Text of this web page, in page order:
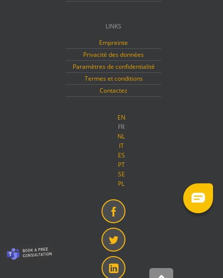
LINKS
Empreinte
Privacité des données
Paramètres de confidentialité
Termes et conditions
Contactez
EN
FR
NL
IT
ES
PT
SE
PL
Facebook
Twitter